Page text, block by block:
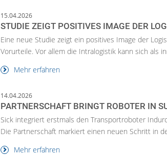
15.04.2026
STUDIE ZEIGT POSITIVES IMAGE DER
Eine neue Studie zeigt ein positives Image der
Vorurteile. Vor allem die Intralogistik kann sich als
Mehr erfahren
14.04.2026
PARTNERSCHAFT BRINGT ROBOTER IN
Sick integriert erstmals den Transportroboter
Die Partnerschaft markiert einen neuen Schritt in
Mehr erfahren